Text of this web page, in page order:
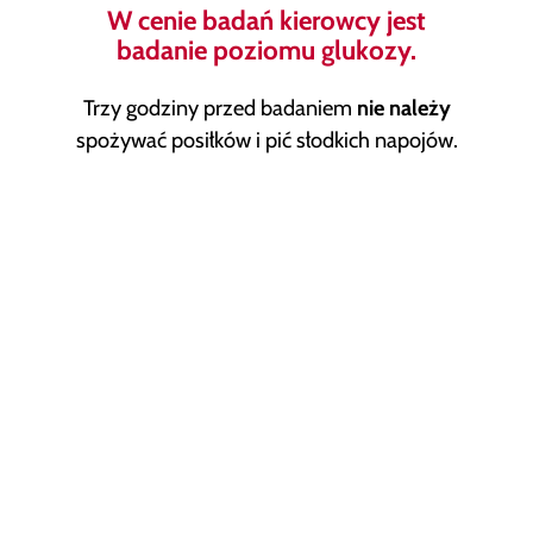
W cenie badań kierowcy jest
badanie poziomu glukozy.
Trzy godziny przed badaniem nie należy
spożywać posiłków i pić słodkich napojów.